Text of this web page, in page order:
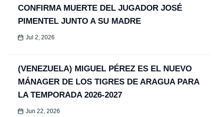
CONFIRMA MUERTE DEL JUGADOR JOSÉ
PIMENTEL JUNTO A SU MADRE
Jul 2, 2026
(VENEZUELA) MIGUEL PÉREZ ES EL NUEVO
MÁNAGER DE LOS TIGRES DE ARAGUA PARA
LA TEMPORADA 2026-2027
Jun 22, 2026